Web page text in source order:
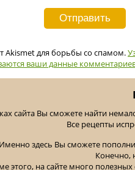
Akismet для борьбы со спамом.
ваши данные
сайта Вы сможете найти
Все рецепты
Именно здесь Вы сможете
Конечно,
этого, на сайте много